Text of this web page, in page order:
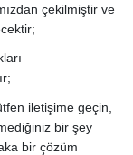
çekilmiştir ve
iletişime geçin,
bir şey
bir çözüm